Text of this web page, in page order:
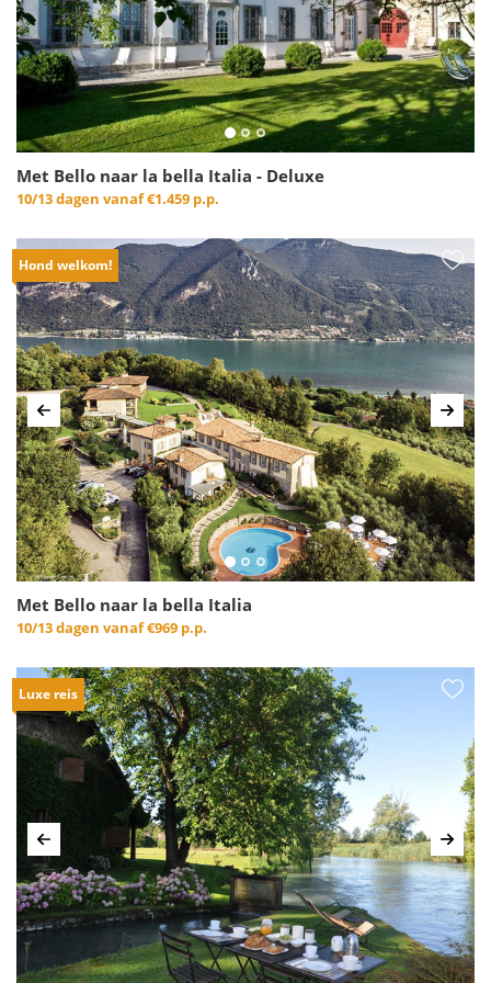
Met Bello naar la bella Italia - Deluxe
10/13 dagen vanaf€1.459 p.p.
Hond welkom!
Vorige
Met Bello naar la bella Italia
10/13 dagen vanaf€969 p.p.
Luxe reis
Vorige